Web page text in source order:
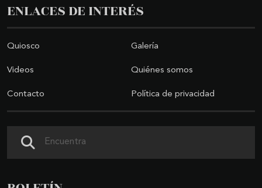
ENLACES DE INTERÉS
Quiosco Galería
Videos Quiénes somos
Contacto Política de privacidad